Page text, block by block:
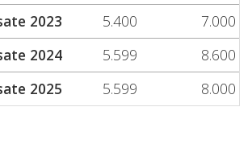
2023
5.400
7.000
2024
5.599
8.600
2025
5.599 8.000